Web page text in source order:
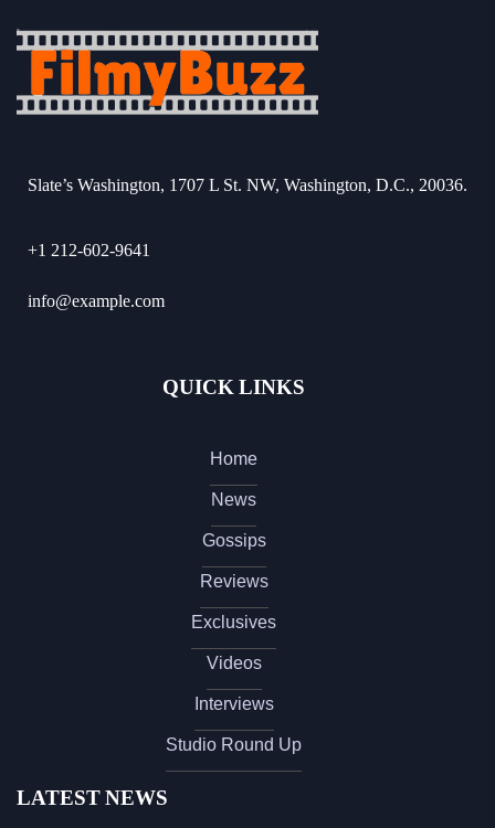
Slate’s Washington, 1707 L St. NW, Washington, D.C., 20036.
+1 212-602-9641
info@example.com
QUICK LINKS
Home
News
Gossips
Reviews
Exclusives
Videos
Interviews
Studio Round Up
LATEST NEWS